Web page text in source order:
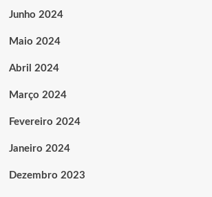
Junho 2024
Maio 2024
Abril 2024
Março 2024
Fevereiro 2024
Janeiro 2024
Dezembro 2023